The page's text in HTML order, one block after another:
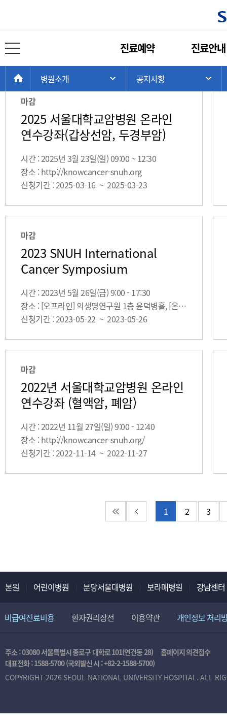
메
진료예약 진료안내
HOME
병원소개 주 메뉴 목록 열기
공지사항
총 게시물:
마감
2025 서울대학교암병원 온라인
연수강좌(갑상선암, 두경부암)
시간 : 2025년 3월 23일(일) 09:00 ~ 12:30
장소 : http://knowcancer-snuh.org
신청기간 : 2025-03-16 ~ 2025-03-23
마감
2023 SNUH International
Cancer Symposium
시간 : 2023년 5월 26일(금) 9:00 - 17:30
장소 : [오프라인] 의생명연구원 1층 윤덕병홀, [온라인] http://url.kr/o9cxta
신청기간 : 2023-05-22 ~ 2023-05-26
마감
2022년 서울대학교암병원 온라인
연수강좌 (혈액암, 폐암)
시간 : 2022년 11월 27일(일) 9:00 - 12:40
장소 : http://knowcancer-snuh.org/
신청기간 : 2022-11-14 ~ 2022-11-27
첫 페이지이전 페이지
1 2 3
본원 어린이병원 분당서울대병원 보라매병원 강남센터
비급여진료비용 환자권리장전 이용약관 개인정보 처리
주소 : 03080 서울특별시 종로구 대학로 101(연건동 28)
홈페이지 의견접수
대표전화 :1588-5700(국외발신 시 :+82-2-1588-5700)
COPYRIGHT 2026 SEOUL NATIONAL UNIVERSITY HOSPITAL. ALL